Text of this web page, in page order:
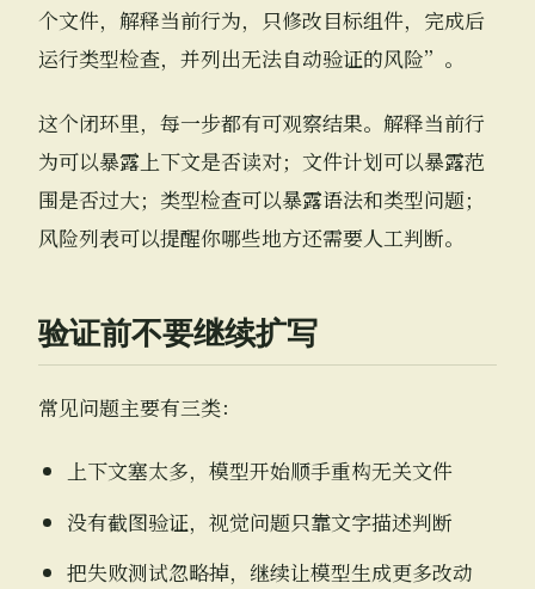
个文件，解释当前行为，只修改目标组件，完成后
运行类型检查，并列出无法自动验证的风险”。
这个闭环里，每一步都有可观察结果。解释当前行
为可以暴露上下文是否读对；文件计划可以暴露范
围是否过大；类型检查可以暴露语法和类型问题；
风险列表可以提醒你哪些地方还需要人工判断。
验证前不要继续扩写
常见问题主要有三类：
上下文塞太多，模型开始顺手重构无关文件
没有截图验证，视觉问题只靠文字描述判断
把失败测试忽略掉，继续让模型生成更多改动